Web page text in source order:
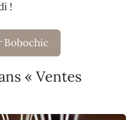
!
Bobochic
« Ventes